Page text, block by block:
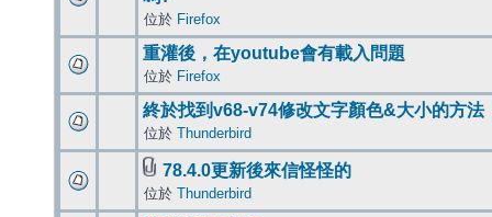
位於 Firefox
重灌後，在youtube會有載入問題
位於 Firefox
終於找到v68-v74修改文字顏色&大小的方法
位於 Thunderbird
78.4.0更新後來信怪怪的
位於 Thunderbird